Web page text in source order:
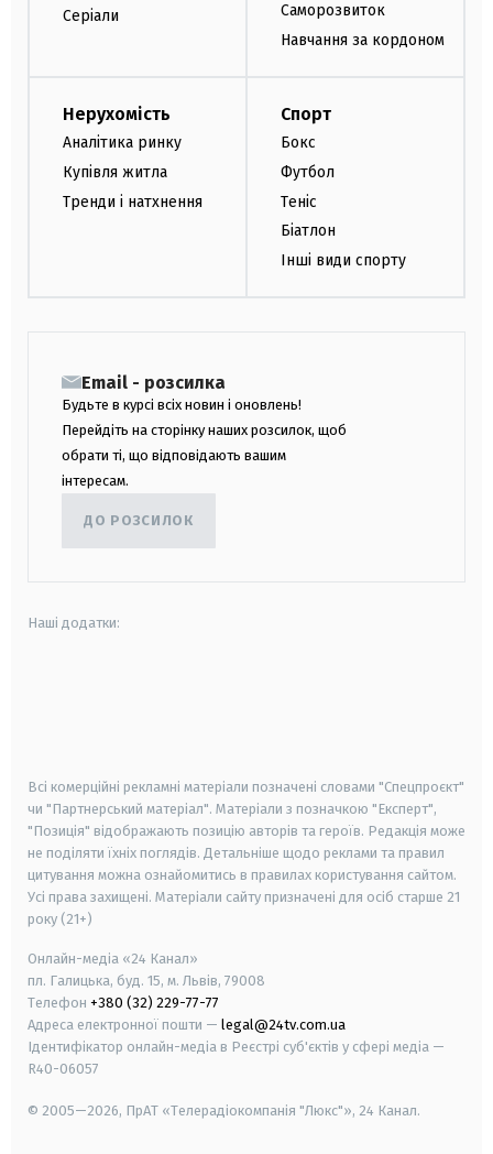
Серіали
Саморозвиток
Навчання за кордоном
Нерухомість
Аналітика ринку
Купівля житла
Тренди і натхнення
Спорт
Бокс
Футбол
Теніс
Біатлон
Інші види спорту
Email - розсилка
Будьте в курсі всіх новин і оновлень!
Перейдіть на сторінку наших розсилок, щоб
обрати ті, що відповідають вашим
інтересам.
ДО РОЗСИЛОК
Наші додатки:
Всі комерційні рекламні матеріали позначені словами "Спецпроєкт"
чи "Партнерський матеріал". Матеріали з позначкою "Експерт",
"Позиція" відображають позицію авторів та героїв. Редакція може
не поділяти їхніх поглядів. Детальніше щодо реклами та правил
цитування можна ознайомитись в правилах користування сайтом.
Усі права захищені. Матеріали сайту призначені для осіб старше 21
року (21+)
Онлайн-медіа «24 Канал»
пл. Галицька, буд. 15, м. Львів, 79008
Телефон +380 (32) 229-77-77
Адреса електронної пошти — legal@24tv.com.ua
Ідентифікатор онлайн-медіа в Реєстрі суб'єктів у сфері медіа —
R40-06057
© 2005—2026, ПрАТ «Телерадіокомпанія "Люкс"», 24 Канал.